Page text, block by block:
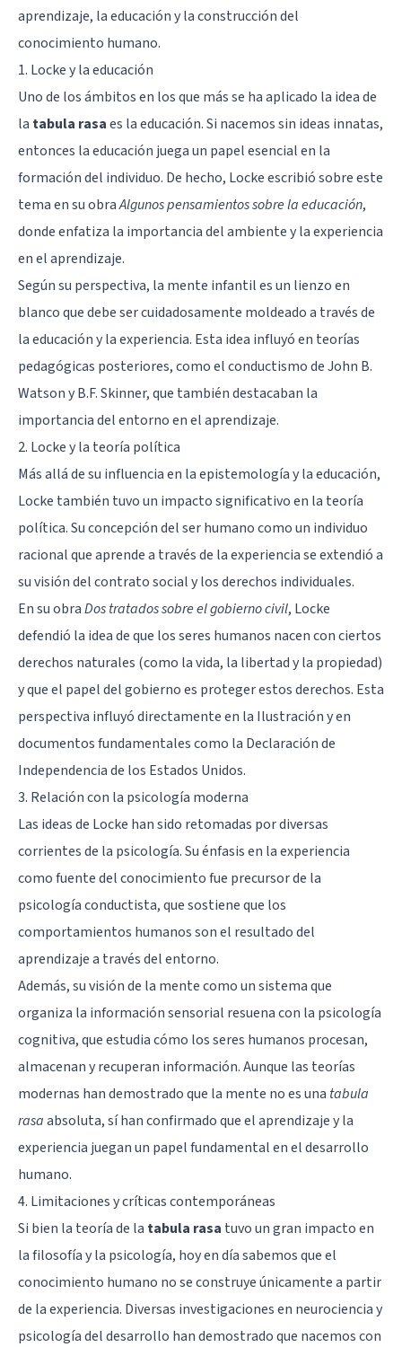
aprendizaje, la educación y la construcción del
conocimiento humano.
1. Locke y la educación
Uno de los ámbitos en los que más se ha aplicado la idea de
la tabula rasaes la educación. Si nacemos sin ideas innatas,
entonces la educación juega un papel esencial en la
formación del individuo. De hecho, Locke escribió sobre este
tema en su obraAlgunos pensamientos sobre la educación,
donde enfatiza la importancia del ambiente y la experiencia
en el aprendizaje.
Según su perspectiva, la mente infantil es un lienzo en
blanco que debe ser cuidadosamente moldeado a través de
la educación y la experiencia. Esta idea influyó en teorías
pedagógicas posteriores, como el conductismo de John B.
Watson y B.F. Skinner, que también destacaban la
importancia del entorno en el aprendizaje.
2. Locke y la teoría política
Más allá de su influencia en la epistemología y la educación,
Locke también tuvo un impacto significativo en la teoría
política. Su concepción del ser humano como un individuo
racional que aprende a través de la experiencia se extendió a
su visión del contrato social y los derechos individuales.
En su obraDos tratados sobre el gobierno civil, Locke
defendió la idea de que los seres humanos nacen con ciertos
derechos naturales (como la vida, la libertad y la propiedad)
y que el papel del gobierno es proteger estos derechos. Esta
perspectiva influyó directamente en la Ilustración y en
documentos fundamentales como la Declaración de
Independencia de los Estados Unidos.
3. Relación con la psicología moderna
Las ideas de Locke han sido retomadas por diversas
corrientes de la psicología. Su énfasis en la experiencia
como fuente del conocimiento fue precursor de la
psicología conductista, que sostiene que los
comportamientos humanos son el resultado del
aprendizaje a través del entorno.
Además, su visión de la mente como un sistema que
organiza la información sensorial resuena con la psicología
cognitiva, que estudia cómo los seres humanos procesan,
almacenan y recuperan información. Aunque las teorías
modernas han demostrado que la mente no es una tabula
rasaabsoluta, sí han confirmado que el aprendizaje y la
experiencia juegan un papel fundamental en el desarrollo
humano.
4. Limitaciones y críticas contemporáneas
Si bien la teoría de la tabula rasa tuvo un gran impacto en
la filosofía y la psicología, hoy en día sabemos que el
conocimiento humano no se construye únicamente a partir
de la experiencia. Diversas investigaciones en neurociencia y
psicología del desarrollo han demostrado que nacemos con